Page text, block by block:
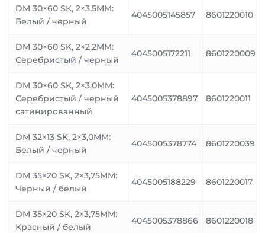
DM 30×60 SK, 2×3,5MM:
Белый / черный
4045005145857 8601220010
DM 30×60 SK, 2×2,2MM:
Серебристый / черный
4045005172211 8601220009
DM 30×60 SK, 2×3,0MM:
Серебристый / черный
сатинированный
4045005378897 8601220011
DM 32×13 SK, 2×3,0MM:
Белый / черный
4045005378774 8601220039
DM 35×20 SK, 2×3,75MM:
Черный / белый
4045005188229 8601220017
DM 35×20 SK, 2×3,75MM:
Красный / белый
4045005378866 8601220018